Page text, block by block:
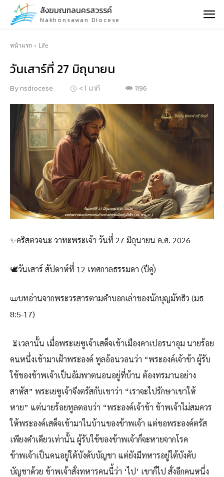
สังฆมณฑลนครสวรรค์
Nakhonsawan Diocese
หน้าแรก Life
วันเสาร์ที่ 27 มิถุนายน
Bynsdiocese < 1 นาที 1196
✨คริสตวจนะ วาทะพระเจ้า วันที่ 27 มิถุนายน ค.ศ. 2026
🕊️วันเสาร์ สัปดาห์ที่ 12 เทศกาลธรรมดา (ปีคู่)
📜บทอ่านจากพระวรสารตามคำบอกเล่าของนักบุญมัทธิว (มธ
8:5-17)
⏳เวลานั้น เมื่อพระเยซูเจ้าเสด็จเข้าเมืองคาเปอรนาอุม นายร้อย
คนหนึ่งเข้ามาเฝ้าพระองค์ ทูลอ้อนวอนว่า “พระองค์เจ้าข้า ผู้รับ
ใช้ของข้าพเจ้าเป็นอัมพาตนอนอยู่ที่บ้าน ต้องทรมานอย่าง
สาหัส” พระเยซูเจ้าจึงตรัสกับเขาว่า “เราจะไปรักษาเขาให้
หาย” แต่นายร้อยทูลตอบว่า “พระองค์เจ้าข้า ข้าพเจ้าไม่สมควร
ให้พระองค์เสด็จเข้ามาในบ้านของข้าพเจ้า แต่ขอพระองค์ตรัส
เพียงคำเดียวเท่านั้น ผู้รับใช้ของข้าพเจ้าก็จะหายจากโรค
ข้าพเจ้าเป็นคนอยู่ใต้บังคับบัญชา แต่ยังมีทหารอยู่ใต้บังคับ
บัญชาด้วย ข้าพเจ้าสั่งทหารคนนี้ว่า ‘ไป’ เขาก็ไป สั่งอีกคนหนึ่ง